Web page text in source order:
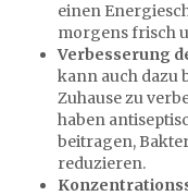
einen
morgens frisch
Verbesserung
kann auch dazu
Zuhause zu
haben
beitragen,
reduzieren.